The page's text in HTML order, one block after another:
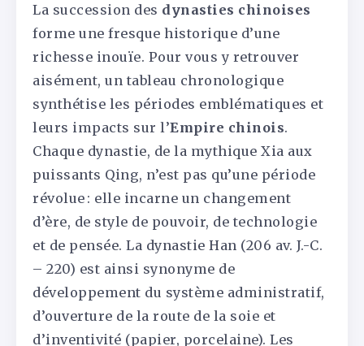
La succession des dynasties chinoises
forme une fresque historique d’une
richesse inouïe. Pour vous y retrouver
aisément, un tableau chronologique
synthétise les périodes emblématiques et
leurs impacts sur l’Empire chinois.
Chaque dynastie, de la mythique Xia aux
puissants Qing, n’est pas qu’une période
révolue : elle incarne un changement
d’ère, de style de pouvoir, de technologie
et de pensée. La dynastie Han (206 av. J.-C.
– 220) est ainsi synonyme de
développement du système administratif,
d’ouverture de la route de la soie et
d’inventivité (papier, porcelaine). Les